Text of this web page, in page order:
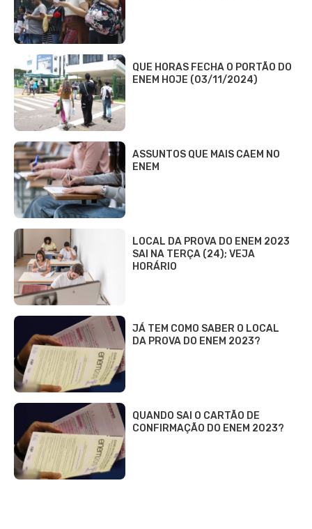
QUE HORAS FECHA O PORTÃO DO
ENEM HOJE (03/11/2024)
ASSUNTOS QUE MAIS CAEM NO
ENEM
LOCAL DA PROVA DO ENEM 2023
SAI NA TERÇA (24); VEJA
HORÁRIO
JÁ TEM COMO SABER O LOCAL
DA PROVA DO ENEM 2023?
QUANDO SAI O CARTÃO DE
CONFIRMAÇÃO DO ENEM 2023?